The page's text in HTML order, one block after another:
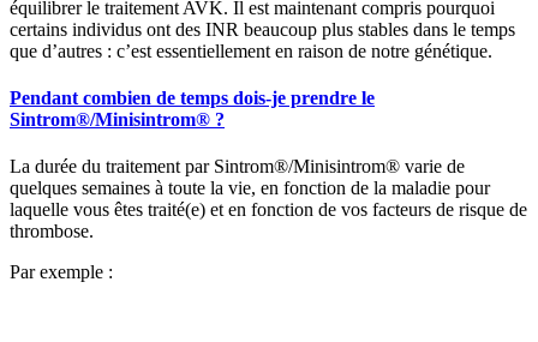
équilibrer le traitement AVK. Il est maintenant compris pourquoi
certains individus ont des INR beaucoup plus stables dans le temps
que d’autres : c’est essentiellement en raison de notre génétique.
Pendant combien de temps dois-je prendre le
Sintrom®/Minisintrom® ?
La durée du traitement par Sintrom®/Minisintrom® varie de
quelques semaines à toute la vie, en fonction de la maladie pour
laquelle vous êtes traité(e) et en fonction de vos facteurs de risque de
thrombose.
Par exemple :